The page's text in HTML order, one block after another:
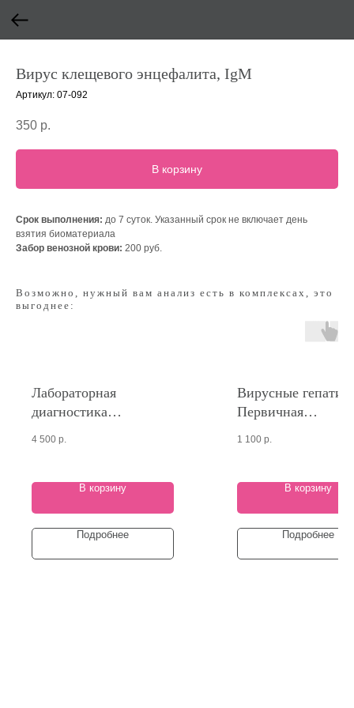
Вирус клещевого энцефалита, IgM
Артикул: 07-092
350 р.
В корзину
Срок выполнения: до 7 суток. Указанный срок не включает день
взятия биоматериала
Забор венозной крови: 200 руб.
Возможно, нужный вам анализ есть в комплексах, это
выгоднее:
Лабораторная
диагностика
4 500 р.
В корзину
Подробнее
Вирусные
Первичная
1 100 р.
В корзину
Подробнее